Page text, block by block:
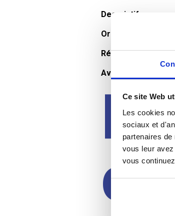
Ce site Web
Les cookies
sociaux et
partenaires
vous leur
vous
Descriptif :
Organisation et
Rémunération :
Avantages :